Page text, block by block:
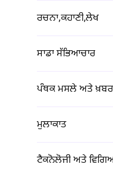
ਰਚਨਾ,ਕਹਾਣੀ,ਲੇਖ
ਸਾਡਾ ਸੱਭਿਆਚਾਰ
ਪੰਥਕ ਮਸਲੇ ਅਤੇ
ਮੁਲਾਕਾਤ
ਟੈਕਨੋਲੋਜੀ ਅਤੇ